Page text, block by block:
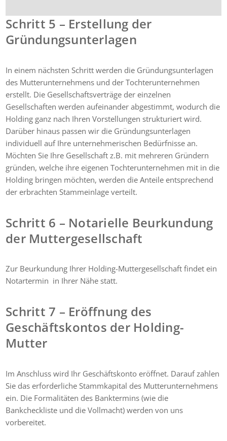
Schritt 5 – Erstellung der
Gründungsunterlagen
In einem nächsten Schritt werden die Gründungsunterlagen
des Mutterunternehmens und der Tochterunternehmen
erstellt. Die Gesellschaftsverträge der einzelnen
Gesellschaften werden aufeinander abgestimmt, wodurch die
Holding ganz nach Ihren Vorstellungen strukturiert wird.
Darüber hinaus passen wir die Gründungsunterlagen
individuell auf Ihre unternehmerischen Bedürfnisse an.
Möchten Sie Ihre Gesellschaft z.B. mit mehreren Gründern
gründen, welche ihre eigenen Tochterunternehmen mit in die
Holding bringen möchten, werden die Anteile entsprechend
der erbrachten Stammeinlage verteilt.
Schritt 6 – Notarielle Beurkundung
der Muttergesellschaft
Zur Beurkundung Ihrer Holding-Muttergesellschaft findet ein
Notartermin in Ihrer Nähe statt.
Schritt 7 – Eröffnung des
Geschäftskontos der Holding-
Mutter
Im Anschluss wird Ihr Geschäftskonto eröffnet. Darauf zahlen
Sie das erforderliche Stammkapital des Mutterunternehmens
ein. Die Formalitäten des Banktermins (wie die
Bankcheckliste und die Vollmacht) werden von uns
vorbereitet.